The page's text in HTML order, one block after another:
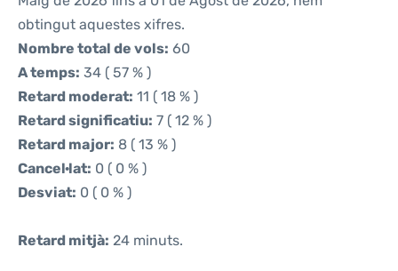
obtingut aquestes xifres.
Nombre total de vols: 60
A temps: 34 ( 57 % )
Retard moderat: 11 ( 18 % )
Retard significatiu: 7 ( 12 % )
Retard major: 8 ( 13 % )
Cancel·lat: 0 ( 0 % )
Desviat: 0 ( 0 % )
Retard mitjà: 24 minuts.